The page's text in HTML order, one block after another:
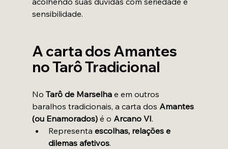
sensibilidade.
A carta dos Amantes
no Tarô Tradicional
No Tarô de Marselha e em outros
baralhos tradicionais, a carta dos Amantes
(ou Enamorados) é o Arcano VI.
Representa escolhas, relações e
dilemas afetivos.